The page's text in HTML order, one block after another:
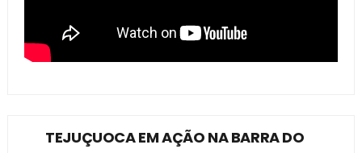
TEJUÇUOCA EM AÇÃO NA BARRA DO